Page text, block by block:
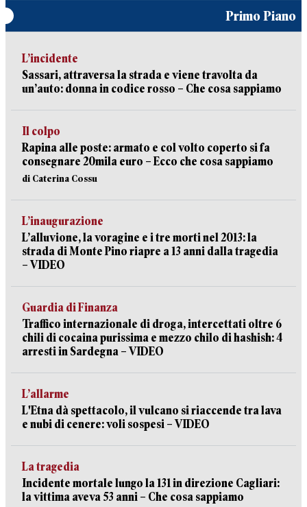
Primo Piano
L’incidente
Sassari, attraversa la strada e viene travolta da
un’auto: donna in codice rosso – Che cosa sappiamo
Il colpo
Rapina alle poste: armato e col volto coperto si fa
consegnare 20mila euro – Ecco che cosa sappiamo
di Caterina Cossu
L’inaugurazione
L’alluvione, la voragine e i tre morti nel 2013: la
strada di Monte Pino riapre a 13 anni dalla tragedia
– VIDEO
Guardia di Finanza
Traffico internazionale di droga, intercettati oltre 6
chili di cocaina purissima e mezzo chilo di hashish: 4
arresti in Sardegna – VIDEO
L’allarme
L'Etna dà spettacolo, il vulcano si riaccende tra lava
e nubi di cenere: voli sospesi – VIDEO
La tragedia
Incidente mortale lungo la 131 in direzione Cagliari:
la vittima aveva 53 anni – Che cosa sappiamo